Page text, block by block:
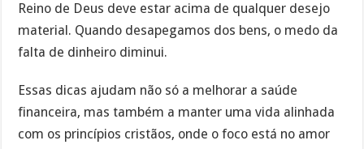
Reino de Deus deve estar acima de qualquer desejo
material. Quando desapegamos dos bens, o medo da
falta de dinheiro diminui.
Essas dicas ajudam não só a melhorar a saúde
financeira, mas também a manter uma vida alinhada
com os princípios cristãos, onde o foco está no amor